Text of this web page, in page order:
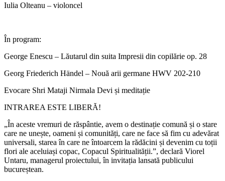
Iulia Olteanu – violoncel
În program:
George Enescu – Lăutarul din suita Impresii din copilărie op. 28
Georg Friederich Händel – Nouă arii germane HWV 202-210
Evocare Shri Mataji Nirmala Devi și meditație
INTRAREA ESTE LIBERĂ!
„În aceste vremuri de răspântie, avem o destinație comună și o stare
care ne unește, oameni și comunități, care ne face să fim cu adevărat
universali, starea în care ne întoarcem la rădăcini și devenim cu toții
flori ale aceluiași copac, Copacul Spiritualității.”, declară Viorel
Untaru, managerul proiectului, în invitația lansată publicului
bucureștean.